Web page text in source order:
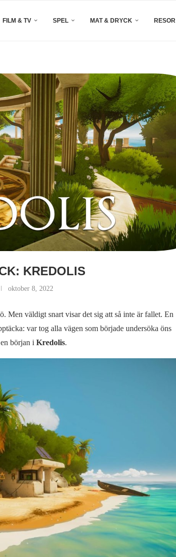
FILM & TV SPEL MAT & DRYCK RESOR
KREDOLIS
oktober 8, 2022
Men väldigt snart visar det sig att så inte är fallet. En
var tog alla vägen som började undersöka öns
början i Kredolis.